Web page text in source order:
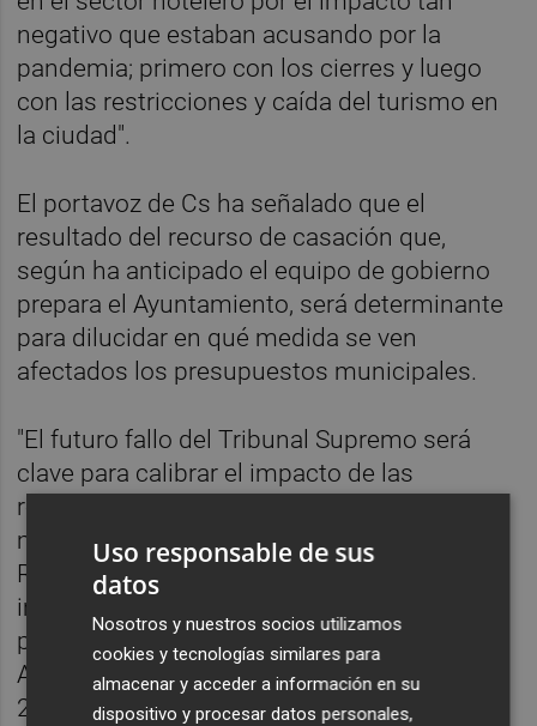
negativo que estaban acusando por la
pandemia; primero con los cierres y luego
con las restricciones y caída del turismo en
la ciudad".
El portavoz de Cs ha señalado que el
resultado del recurso de casación que,
según ha anticipado el equipo de gobierno
prepara el Ayuntamiento, será determinante
para dilucidar en qué medida se ven
afectados los presupuestos municipales.
"El futuro fallo del Tribunal Supremo será
clave para calibrar el impacto de las
reclamaciones del IAE de 2020 en las arcas
municipales", ha indicado y ha instado al
Rialto a "dar explicaciones acerca del
importe que puede estar en tela de juicio,
pues se trata de un impuesto por el que el
Ayuntamiento en el año 2020 recaudó
21.539.019,53 euros".
Uso responsable de sus
datos
Nosotros y nuestros socios utilizamos
cookies y tecnologías similares para
almacenar y acceder a información en su
dispositivo y procesar datos personales,